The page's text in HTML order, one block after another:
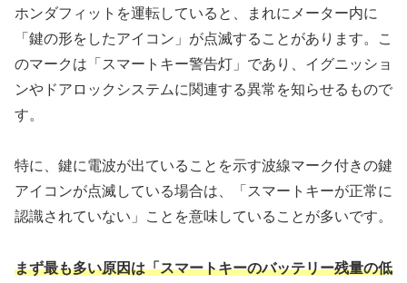
ホンダフィットを運転していると、まれにメーター内に
「鍵の形をしたアイコン」が点滅することがあります。こ
のマークは「スマートキー警告灯」であり、イグニッショ
ンやドアロックシステムに関連する異常を知らせるもので
す。
特に、鍵に電波が出ていることを示す波線マーク付きの鍵
アイコンが点滅している場合は、「スマートキーが正常に
認識されていない」ことを意味していることが多いです。
まず最も多い原因は「スマートキーのバッテリー残量の低